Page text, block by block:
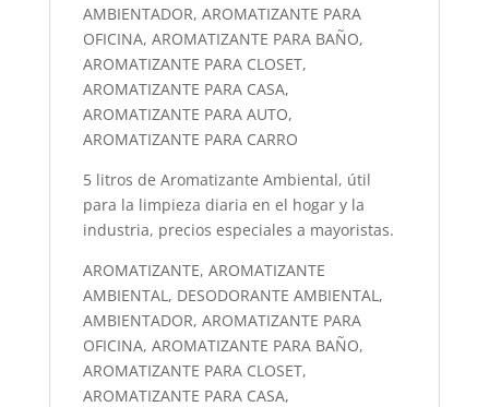
AMBIENTADOR, AROMATIZANTE PARA
OFICINA, AROMATIZANTE PARA BAÑO,
AROMATIZANTE PARA CLOSET,
AROMATIZANTE PARA CASA,
AROMATIZANTE PARA AUTO,
AROMATIZANTE PARA CARRO
5 litros de Aromatizante Ambiental, útil
para la limpieza diaria en el hogar y la
industria, precios especiales a mayoristas.
AROMATIZANTE, AROMATIZANTE
AMBIENTAL, DESODORANTE AMBIENTAL,
AMBIENTADOR, AROMATIZANTE PARA
OFICINA, AROMATIZANTE PARA BAÑO,
AROMATIZANTE PARA CLOSET,
AROMATIZANTE PARA CASA,